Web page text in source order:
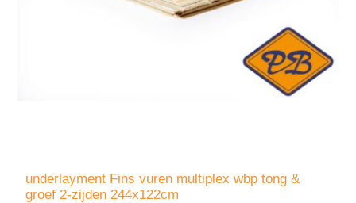
underlayment Fins vuren multiplex wbp tong &
groef 2-zijden 244x122cm